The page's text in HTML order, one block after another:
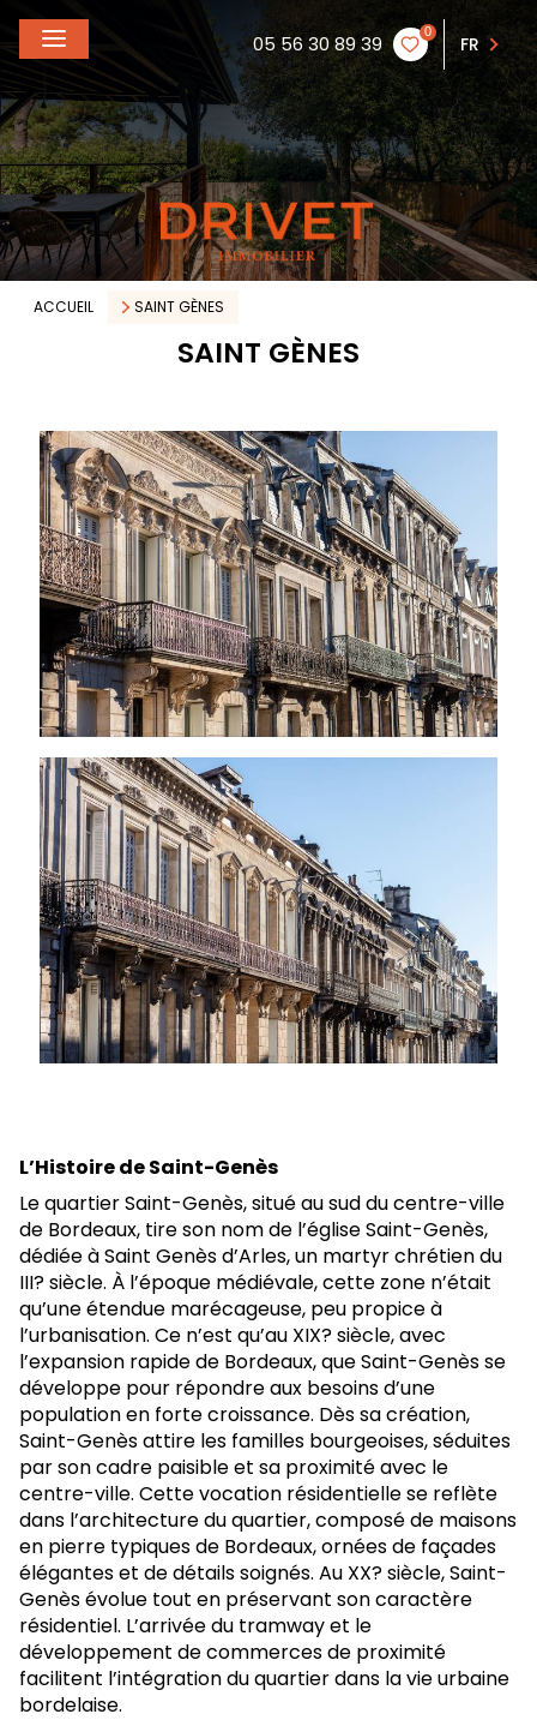
05 56 30 89 39 0
FR
ACCUEIL SAINT GÈNES
SAINT GÈNES
L’Histoire de Saint-Genès
Le quartier Saint-Genès, situé au sud du centre-ville
de Bordeaux, tire son nom de l’église Saint-Genès,
dédiée à Saint Genès d’Arles, un martyr chrétien du
III? siècle. À l’époque médiévale, cette zone n’était
qu’une étendue marécageuse, peu propice à
l’urbanisation. Ce n’est qu’au XIX? siècle, avec
l’expansion rapide de Bordeaux, que Saint-Genès se
développe pour répondre aux besoins d’une
population en forte croissance. Dès sa création,
Saint-Genès attire les familles bourgeoises, séduites
par son cadre paisible et sa proximité avec le
centre-ville. Cette vocation résidentielle se reflète
dans l’architecture du quartier, composé de maisons
en pierre typiques de Bordeaux, ornées de façades
élégantes et de détails soignés. Au XX? siècle, Saint-
Genès évolue tout en préservant son caractère
résidentiel. L’arrivée du tramway et le
développement de commerces de proximité
facilitent l’intégration du quartier dans la vie urbaine
bordelaise.